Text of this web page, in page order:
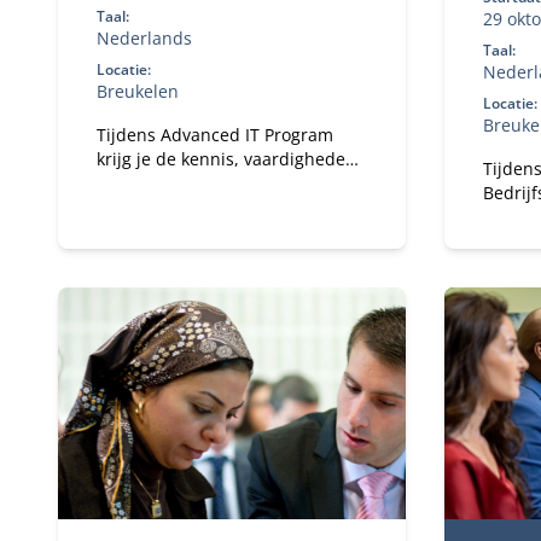
Taal:
Nederlands
Locatie:
Breukelen
Tijdens Advanced IT Program
krijg je de kennis, vaardigheden
29
Taal:
Locatie: